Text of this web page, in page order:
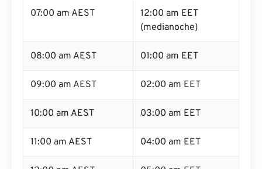
07:00 am AEST
12:00 am EET
(medianoche)
08:00 am AEST 01:00 am EET
09:00 am AEST 02:00 am EET
10:00 am AEST 03:00 am EET
11:00 am AEST 04:00 am EET